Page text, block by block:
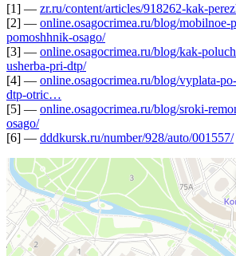
[1] — zr.ru/content/articles/918262-kak-
[2] — online.osagocrimea.ru/blog/mobilnoe-
pomoshhnik-osago/
[3] — online.osagocrimea.ru/blog/kak-
usherba-pri-dtp/
[4] — online.osagocrimea.ru/blog/vyplata-
dtp-otric…
[5] — online.osagocrimea.ru/blog/sroki-
osago/
[6] — dddkursk.ru/number/928/auto/001557/